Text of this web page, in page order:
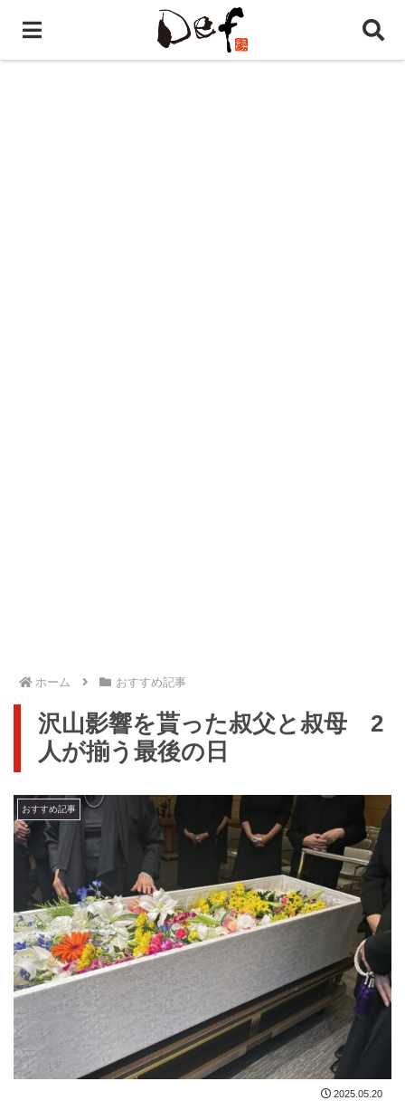
ホーム おすすめ記事
沢山影響を貰った叔父と叔母 2
人が揃う最後の日
おすすめ記事
2025.05.20